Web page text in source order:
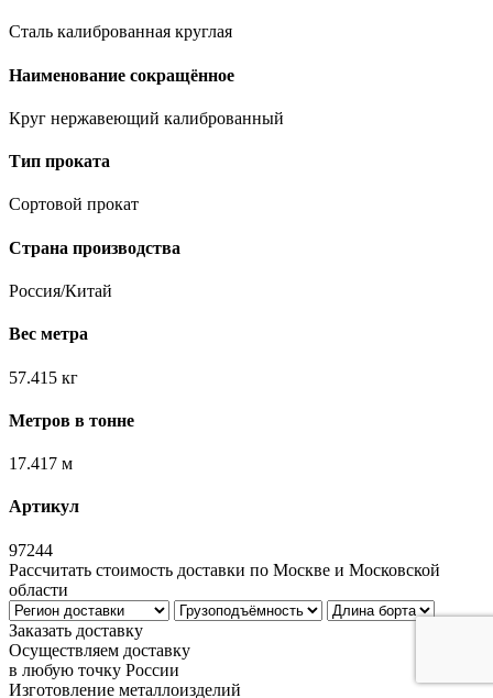
Сталь калиброванная круглая
Наименование сокращённое
Круг нержавеющий калиброванный
Тип проката
Сортовой прокат
Страна производства
Россия/Китай
Вес метра
57.415 кг
Метров в тонне
17.417 м
Артикул
97244
Рассчитать стоимость доставки по Москве и Московской
области
Заказать доставку
Осуществляем доставку
в любую точку России
Изготовление металлоизделий